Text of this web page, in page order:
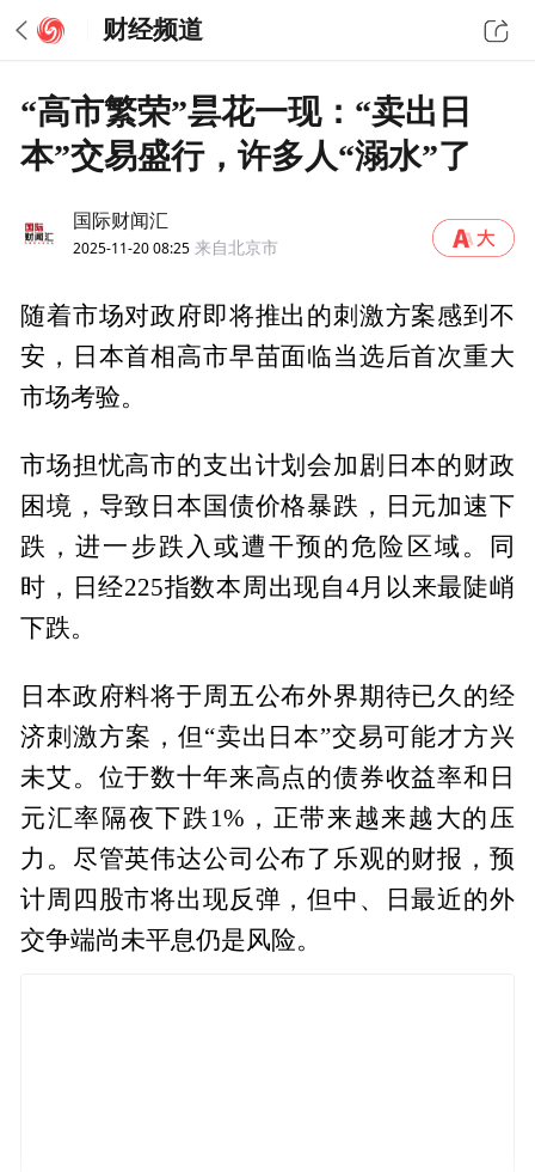
财经频道
“高市繁荣”昙花一现：“卖出日
本”交易盛行，许多人“溺水”了
国际财闻汇
2025-11-20 08:25 来自北京市
随着市场对政府即将推出的刺激方案感到不
安，日本首相高市早苗面临当选后首次重大
市场考验。
市场担忧高市的支出计划会加剧日本的财政
困境，导致日本国债价格暴跌，日元加速下
跌，进一步跌入或遭干预的危险区域。同
时，日经225指数本周出现自4月以来最陡峭
下跌。
日本政府料将于周五公布外界期待已久的经
济刺激方案，但“卖出日本”交易可能才方兴
未艾。位于数十年来高点的债券收益率和日
元汇率隔夜下跌1%，正带来越来越大的压
力。尽管英伟达公司公布了乐观的财报，预
计周四股市将出现反弹，但中、日最近的外
交争端尚未平息仍是风险。